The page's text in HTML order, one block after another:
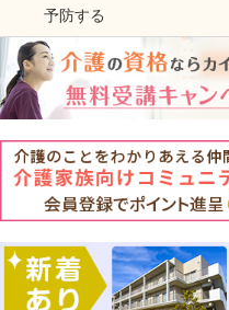
予防する